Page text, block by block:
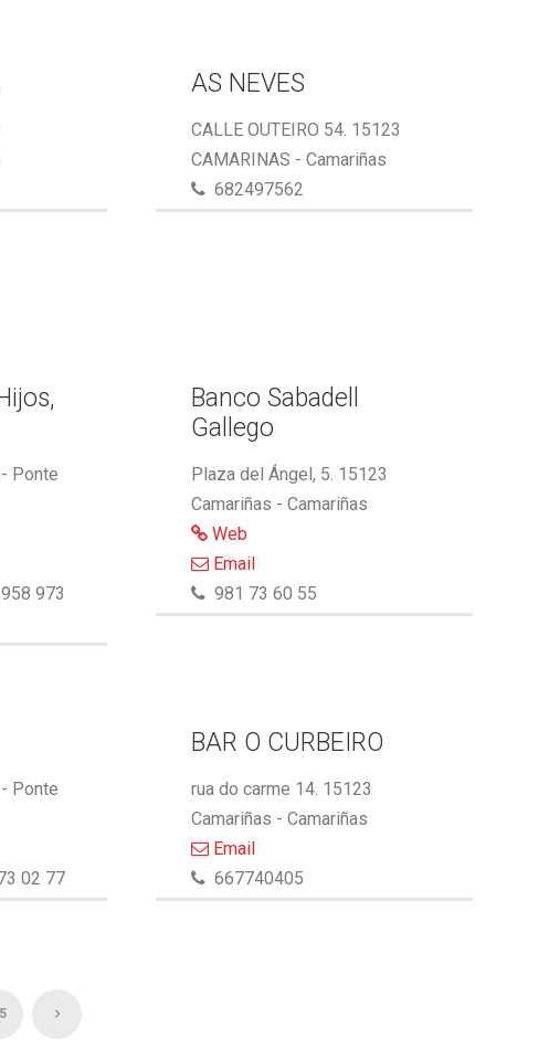
AS NEVES
CALLE OUTEIRO 54. 15123
CAMARINAS - Camariñas
682497562
Ponte
973
Banco Sabadell
Gallego
Plaza del Ángel, 5. 15123
Camariñas - Camariñas
Web
Email
981 73 60 55
Ponte
02 77
BAR O CURBEIRO
rua do carme 14. 15123
Camariñas - Camariñas
Email
667740405